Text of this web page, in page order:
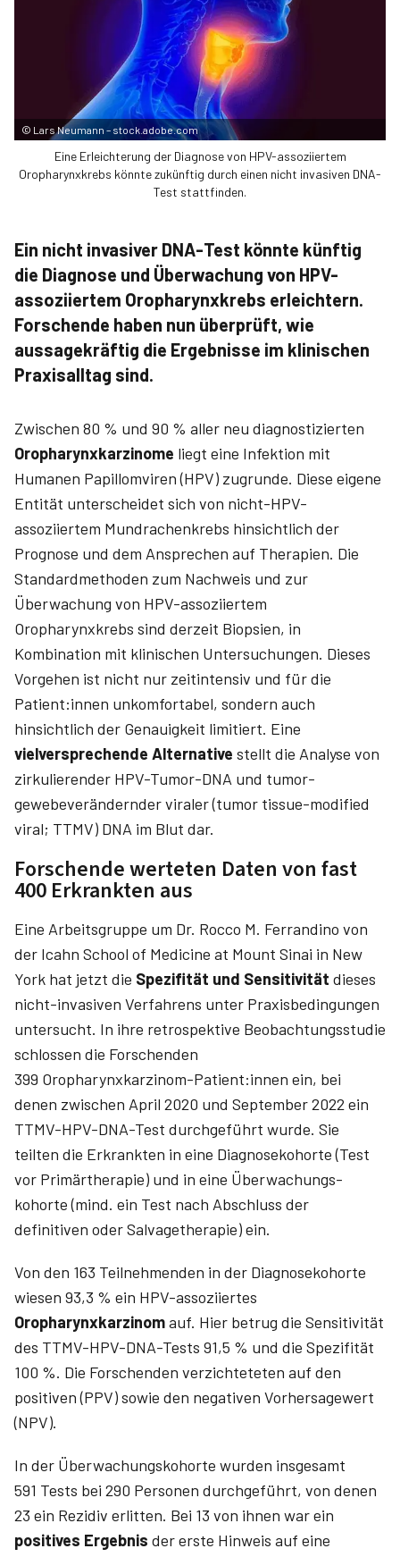
© Lars Neumann – stock.adobe.com
Eine Erleichterung der Diagnose von HPV-assoziiertem
Oropharynxkrebs könnte zukünftig durch einen nicht invasiven DNA-
Test stattfinden.
Ein nicht invasiver DNA-Test könnte künftig
die Diagnose und Überwachung von HPV-
assoziiertem Oropharynxkrebs erleichtern.
Forschende haben nun überprüft, wie
aussagekräftig die Ergebnisse im klinischen
Praxisalltag sind.
Zwischen 80 % und 90 % aller neu diagnostizierten
Oropharynxkarzinome liegt eine Infektion mit
Humanen Papillom­viren (HPV) zugrunde. Diese eigene
Entität unterscheidet sich von nicht-HPV-
assoziiertem Mundrachenkrebs hinsichtlich der
Prognose und dem Ansprechen auf Therapien. Die
Standardmethoden zum Nachweis und zur
Überwachung von HPV-assoziiertem
Oropharynxkrebs sind derzeit Biopsien, in
Kombination mit klinischen Untersuchungen. Dieses
Vorgehen ist nicht nur zeit­intensiv und für die
Patient:innen unkomfortabel, sondern auch
hinsichtlich der Genauigkeit limitiert. Eine
vielversprechende Alternative stellt die Analyse von
zirkulierender HPV-Tumor-DNA und tumor­
gewebeverändernder viraler (tumor tissue-modified
viral; TTMV) DNA im Blut dar.
Forschende werteten Daten von fast
400 Erkrankten aus
Eine Arbeitsgruppe um Dr. ­Rocco M. ­Ferrandino von
der Icahn School of Medicine at Mount Sinai in New
York hat jetzt die Spezifität und Sensitivität dieses
nicht-­invasiven Verfahrens unter Praxis­bedingungen
untersucht. In ihre retrospektive Beobachtungsstudie
schlossen die Forschenden
399 Oropharynxkarzinom-­Patient:innen ein, bei
denen zwischen April 2020 und September 2022 ein
TTMV-HPV-DNA-Test durchgeführt wurde. Sie
teilten die Erkrankten in eine Diagnosekohorte (Test
vor Primärtherapie) und in eine Überwachungs­
kohorte (mind. ein Test nach Abschluss der
definitiven oder Salvage­therapie) ein.
Von den 163 Teilnehmenden in der Diagnosekohorte
wiesen 93,3 % ein HPV-assoziiertes
Oropharynxkarzinomauf. Hier betrug die Sensitivität
des TTMV-HPV-DNA-Tests 91,5 % und die Spezifität
100 %. Die Forschenden verzichteteten auf den
positiven (PPV) sowie den negativen Vorhersagewert
(NPV).
In der Überwachungskohorte wurden insgesamt
591 Tests bei 290 Personen durchgeführt, von denen
23 ein Rezidiv erlitten. Bei 13 von ihnen war ein
positives Ergebnis der erste Hinweis auf eine